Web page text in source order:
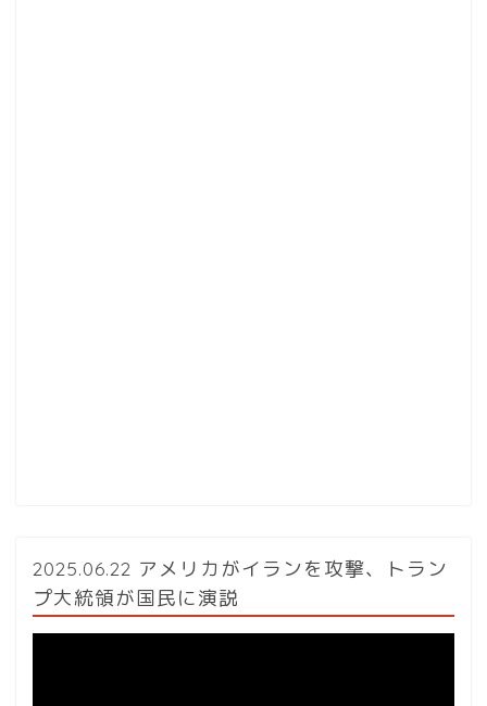
2025.06.22 アメリカがイランを攻撃、トラン
プ大統領が国民に演説